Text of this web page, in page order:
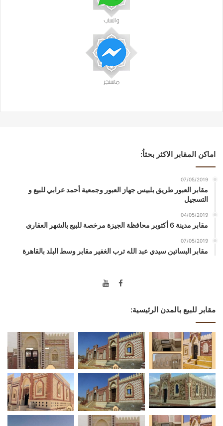
اماكن المقابر الاكثر بحثاُ:
07/05/2019
مقابر العبور طريق بلبيس جهاز العبور وجمعية أحمد عرابي للبيع و
التسجيل
04/05/2019
مقابر مدينة 6 أكتوبر محافظة الجيزة مرخصة للبيع بالشهر العقاري
07/05/2019
مقابر البساتين سيدي عبد الله ترب الغفير مقابر وسط البلد بالقاهرة
مقابر للبيع بالمدن الرئيسية: